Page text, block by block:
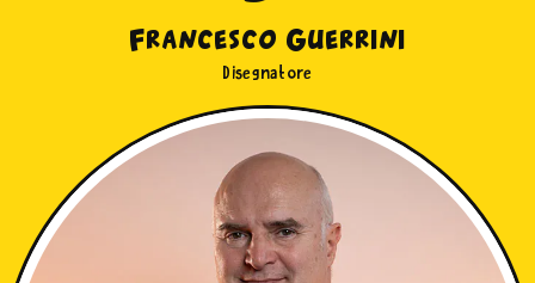
Francesco Guerrini
Disegnatore